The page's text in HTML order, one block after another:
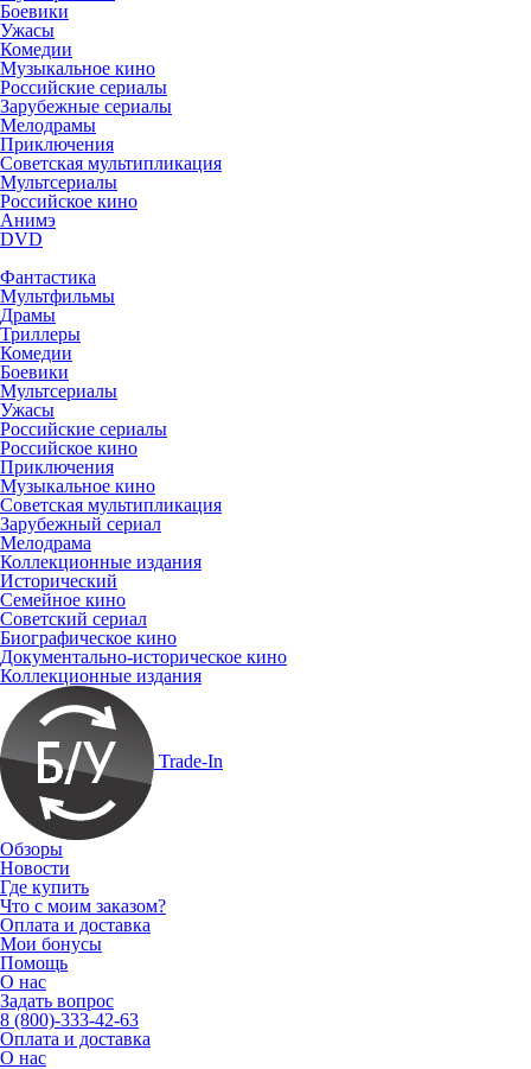
Боевики
Ужасы
Комедии
Музыкальное кино
Российские сериалы
Зарубежные сериалы
Мелодрамы
Приключения
Советская мультипликация
Мультсериалы
Российское кино
Анимэ
DVD
Фантастика
Мультфильмы
Драмы
Триллеры
Комедии
Боевики
Мультсериалы
Ужасы
Российские сериалы
Российское кино
Приключения
Музыкальное кино
Советская мультипликация
Зарубежный сериал
Мелодрама
Коллекционные издания
Исторический
Семейное кино
Советский сериал
Биографическое кино
Документально-историческое кино
Коллекционные издания
Trade-In
Обзоры
Новости
Где купить
Что с моим заказом?
Оплата и доставка
Мои бонусы
Помощь
О нас
Задать вопрос
8 (800)-333-42-63
Оплата и доставка
О нас